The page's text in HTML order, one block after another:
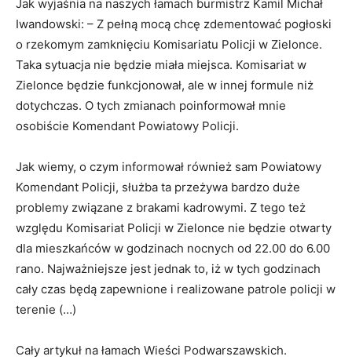
Jak wyjaśnia na naszych łamach burmistrz Kamil Michał
Iwandowski: – Z pełną mocą chcę zdementować pogłoski
o rzekomym zamknięciu Komisariatu Policji w Zielonce.
Taka sytuacja nie będzie miała miejsca. Komisariat w
Zielonce będzie funkcjonował, ale w innej formule niż
dotychczas. O tych zmianach poinformował mnie
osobiście Komendant Powiatowy Policji.
Jak wiemy, o czym informował również sam Powiatowy
Komendant Policji, służba ta przeżywa bardzo duże
problemy związane z brakami kadrowymi. Z tego też
względu Komisariat Policji w Zielonce nie będzie otwarty
dla mieszkańców w godzinach nocnych od 22.00 do 6.00
rano. Najważniejsze jest jednak to, iż w tych godzinach
cały czas będą zapewnione i realizowane patrole policji w
terenie (…)
Cały artykuł na łamach Wieści Podwarszawskich.